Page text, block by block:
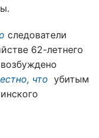
следователи
62-летнего
что убитым